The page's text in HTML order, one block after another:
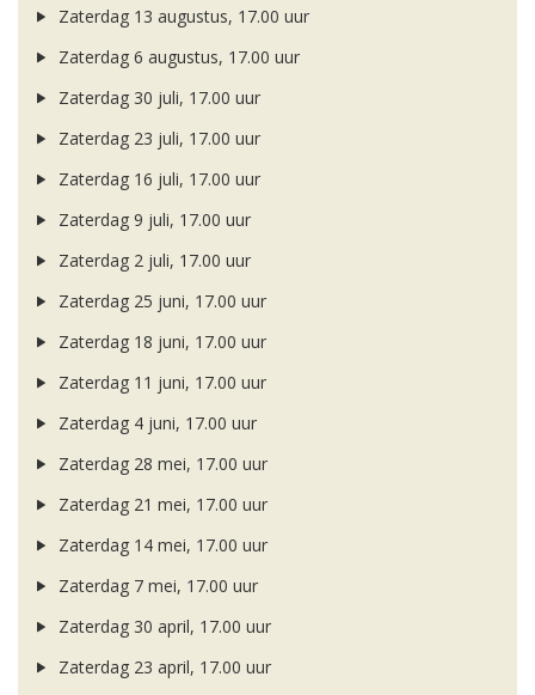
Zaterdag 13 augustus, 17.00 uur
Zaterdag 6 augustus, 17.00 uur
Zaterdag 30 juli, 17.00 uur
Zaterdag 23 juli, 17.00 uur
Zaterdag 16 juli, 17.00 uur
Zaterdag 9 juli, 17.00 uur
Zaterdag 2 juli, 17.00 uur
Zaterdag 25 juni, 17.00 uur
Zaterdag 18 juni, 17.00 uur
Zaterdag 11 juni, 17.00 uur
Zaterdag 4 juni, 17.00 uur
Zaterdag 28 mei, 17.00 uur
Zaterdag 21 mei, 17.00 uur
Zaterdag 14 mei, 17.00 uur
Zaterdag 7 mei, 17.00 uur
Zaterdag 30 april, 17.00 uur
Zaterdag 23 april, 17.00 uur